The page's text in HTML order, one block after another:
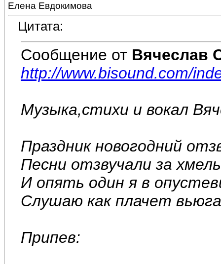
Елена Евдокимова
Цитата:
Сообщение от Вячеслав
http://www.bisound.com/
Музыка,стихи и вокал
Праздник новогодний
Песни отзвучали за
И опять один я в
Слушаю как плачет
Припев: